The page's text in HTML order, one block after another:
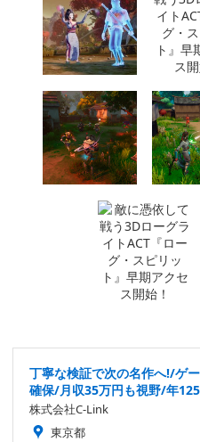
丁寧な検証で次の名作へ!/ゲ
確保/月収35万円も視野/年
株式会社C-Link
東京都